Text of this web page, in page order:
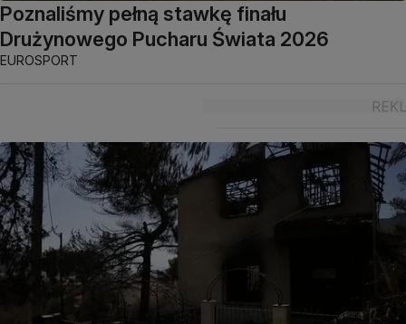
Poznaliśmy pełną stawkę finału
Drużynowego Pucharu Świata 2026
EUROSPORT